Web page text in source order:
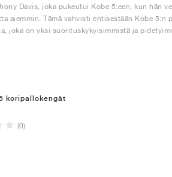
Davis, joka pukeutui Kobe 5:een, kun hän
aiemmin. Tämä vahvisti entisestään Kobe 5:n
joka on yksi suorituskykyisimmistä ja
koripallokengät
(0)